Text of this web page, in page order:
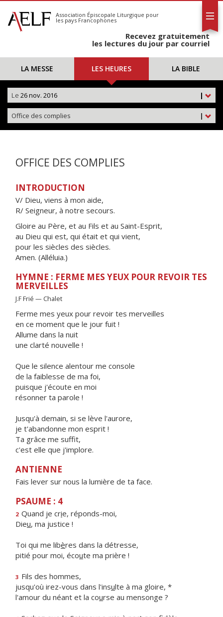
S'abonner
Calendrier
Association Épiscopale Liturgique pour
les pays Francophones
Recevez gratuitement
les lectures du jour par courriel
LA MESSE LES HEURES LA BIBLE
|
Le 26 nov. 2016
|
Office des complies
OFFICE DES COMPLIES
INTRODUCTION
V/ Dieu, viens à mon aide,
R/ Seigneur, à notre secours.
Gloire au Père, et au Fils et au Saint-Esprit,
au Dieu qui est, qui était et qui vient,
pour les siècles des siècles.
Amen. (Alléluia.)
HYMNE : FERME MES YEUX POUR REVOIR TES
MERVEILLES
J.F Frié — Chalet
Ferme mes yeux pour revoir tes merveilles
en ce moment que le jour fuit !
Allume dans la nuit
une clarté nouvelle !
Que le silence alentour me console
de la faiblesse de ma foi,
puisque j'écoute en moi
résonner ta parole !
Jusqu'à demain, si se lève l'aurore,
je t'abandonne mon esprit !
Ta grâce me suffit,
c'est elle que j'implore.
ANTIENNE
Fais lever sur nous la lumière de ta face.
PSAUME : 4
2 Quand je crie, réponds-moi,
Dieu, ma justice !
Toi qui me libères dans la détresse,
pitié pour moi, écoute ma prière !
3 Fils des hommes,
jusqu'où irez-vous dans l'insulte à ma gloire, *
l'amour du néant et la course au mensonge ?